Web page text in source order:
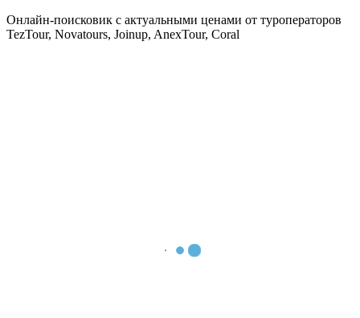
Онлайн-поисковик с актуальными ценами от туроператоров
TezTour, Novatours, Joinup, AnexTour, Coral